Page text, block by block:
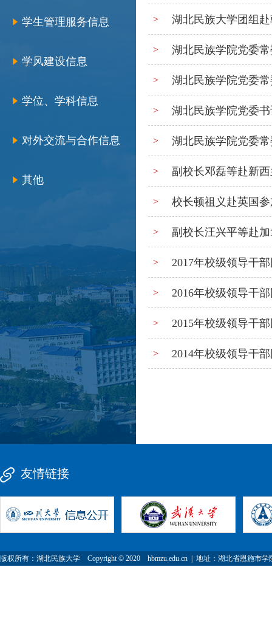
学生管理服务信息
学风建设信息
学位、学科信息
对外交流与合作信息
其他
> 湖北民族大学团组
> 湖北民族学院党委
> 湖北民族学院党委
> 湖北民族学院党委
> 湖北民族学院党委
> 副校长邓磊等赴新
> 校长顿祖义赴英国
> 副校长汪兴平等赴
> 2017年校级领导干
> 2016年校级领导干
> 2015年校级领导干
> 2014年校级领导干
友情链接
版权所有：湖北民族大学 Copyright © 2020 hbmzu.edu.cn | 地址：湖北省恩施